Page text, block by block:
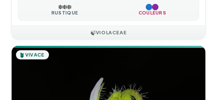
❄️❄️❄️
RUSTIQUE COULEURS
🍃VIOLACEAE
🪴 VIVACE